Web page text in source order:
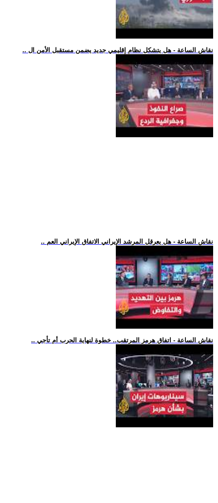
.. نقاش الساعة - هل يتشكل نظام إقليمي جديد يضمن مستقبل الأمن ال
.. نقاش الساعة - هل يعرقل المرشد الإيراني الاتفاق الإيراني العم
.. نقاش الساعة - اتفاق هرمز المرتقب.. خطوة لنهاية الحرب أم تأجي